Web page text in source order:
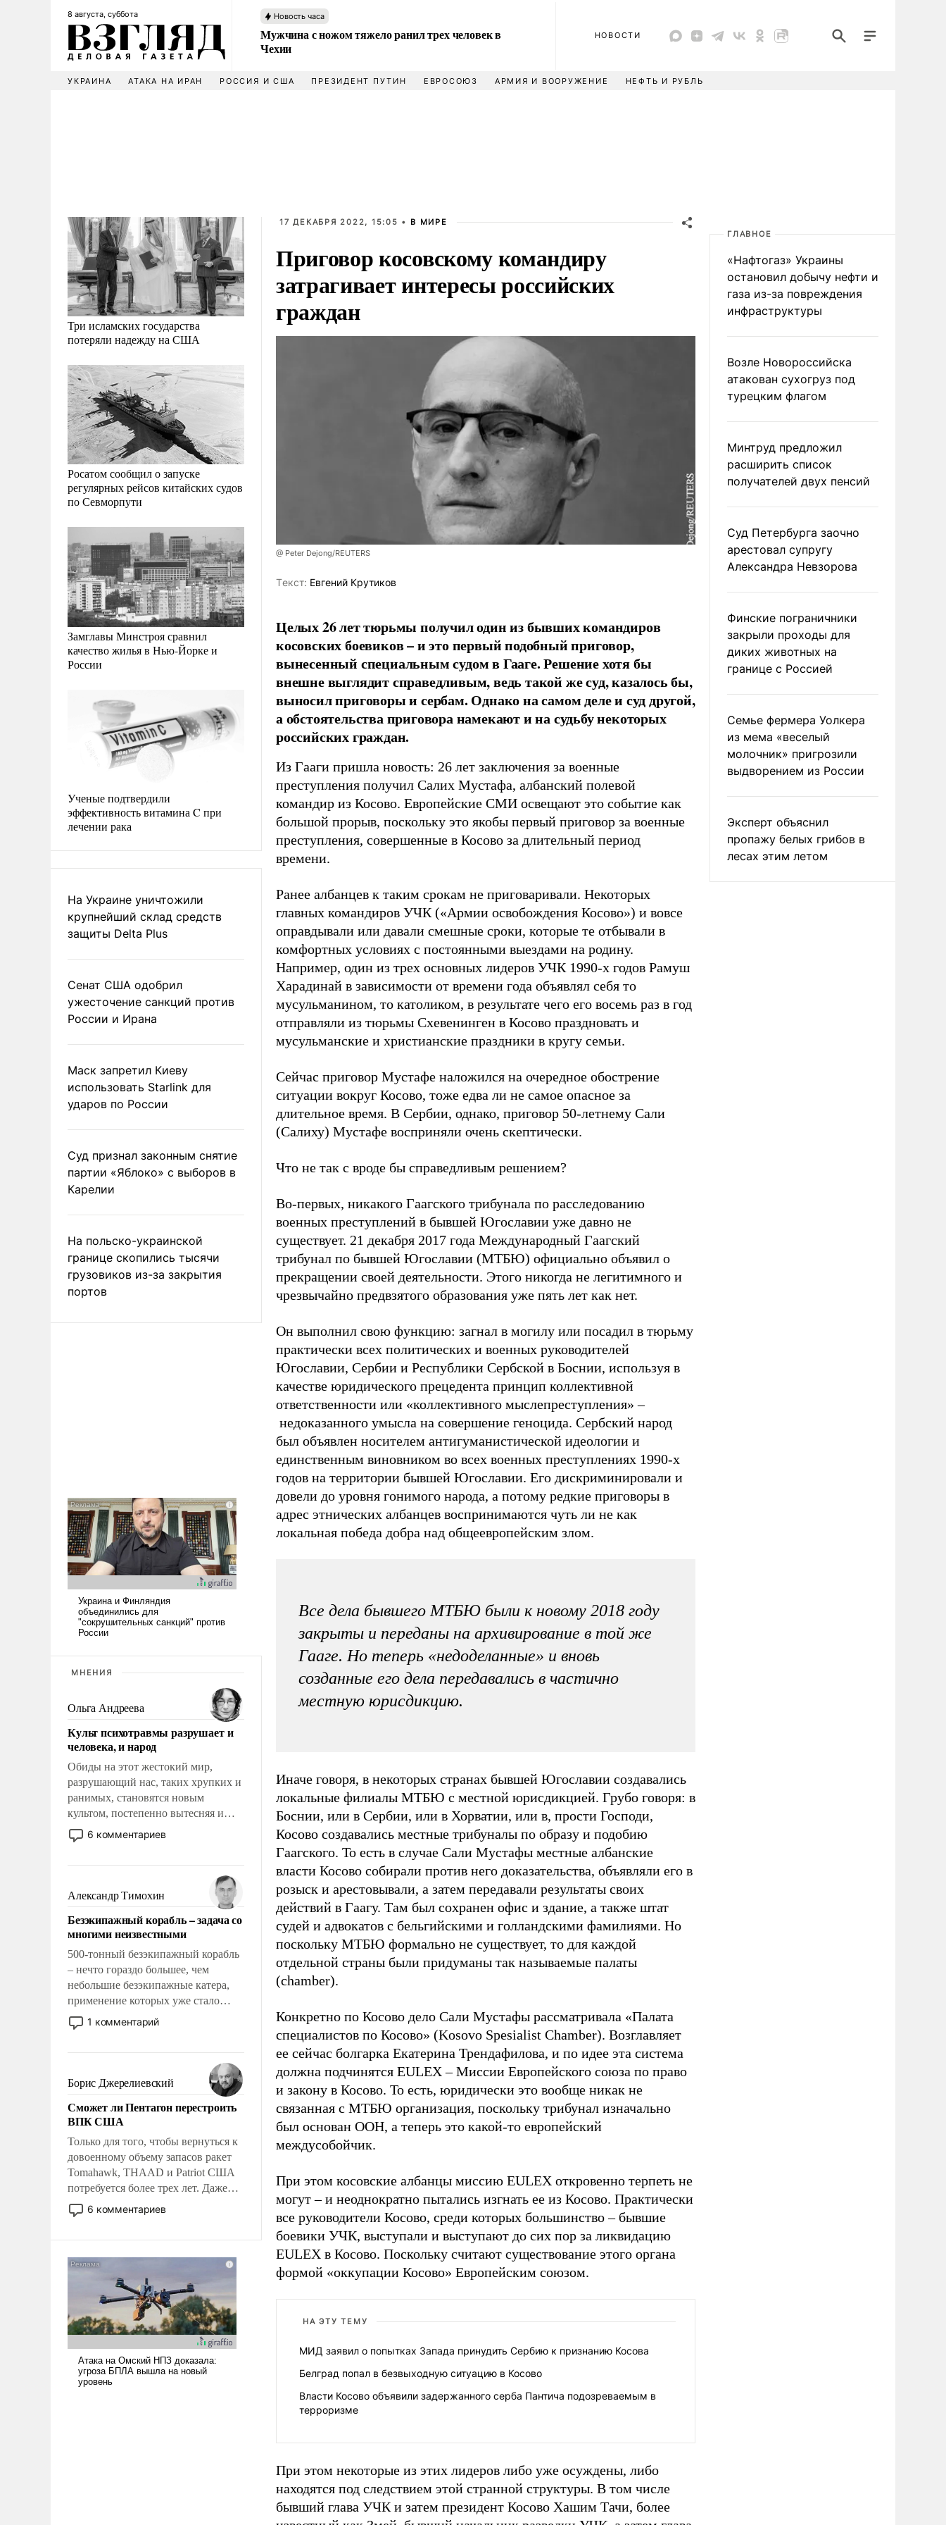
8 августа, суббота Новость часа
Мужчина с ножом тяжело ранил трех человек в
Чехии
НОВОСТИ
УКРАИНА АТАКА НА ИРАН РОССИЯ И США ПРЕЗИДЕНТ ПУТИН ЕВРОСОЮЗ АРМИЯ И ВООРУЖЕНИЕ НЕФТЬ И РУБЛЬ
Три исламских государства
потеряли надежду на США
Росатом сообщил о запуске
регулярных рейсов китайских судов
по Севморпути
Замглавы Минстроя сравнил
качество жилья в Нью-Йорке и
России
Ученые подтвердили
эффективность витамина C при
лечении рака
На Украине уничтожили
крупнейший склад средств
защиты Delta Plus
Сенат США одобрил
ужесточение санкций против
России и Ирана
Маск запретил Киеву
использовать Starlink для
ударов по России
Суд признал законным снятие
партии «Яблоко» с выборов в
Карелии
На польско-украинской
границе скопились тысячи
грузовиков из-за закрытия
портов
МНЕНИЯ
Ольга Андреева
Культ психотравмы разрушает и
человека, и народ
Обиды на этот жестокий мир,
разрушающий нас, таких хрупких и
ранимых, становятся новым
культом, постепенно вытесняя и
отменяя традиционное требование к
человеку – быть мужественным и
на себя ответственность, помогать
слабым, идти вперед и
адаптироваться.
6 комментариев
Александр Тимохин
Безэкипажный корабль – задача со
многими неизвестными
500-тонный безэкипажный корабль
– нечто гораздо большее, чем
небольшие безэкипажные катера,
применение которых уже стало
обыденностью. Задача по созданию
такого корабля очень сложна и
реализация радикально поднимет
наши боевые возможности.
1 комментарий
Борис Джерелиевский
Сможет ли Пентагон перестроить
ВПК США
Только для того, чтобы вернуться к
довоенному объему запасов ракет
Tomahawk, THAAD и Patriot США
потребуется более трех лет. Даже
небольшая война с Ираном
опустошила американские
уязвимости США, например, перед
6 комментариев
17 ДЕКАБРЯ 2022, 15:05 • В МИРЕ
Приговор косовскому командиру
затрагивает интересы российских
граждан
@ Peter Dejong/REUTERS
Tекст: Евгений Крутиков
Целых 26 лет тюрьмы получил один из бывших командиров
косовских боевиков – и это первый подобный приговор,
вынесенный специальным судом в Гааге. Решение хотя бы
внешне выглядит справедливым, ведь такой же суд, казалось бы,
выносил приговоры и сербам. Однако на самом деле и суд другой,
а обстоятельства приговора намекают и на судьбу некоторых
российских граждан.
Из Гааги пришла новость: 26 лет заключения за военные
преступления получил Салих Мустафа, албанский полевой
командир из Косово. Европейские СМИ освещают это событие как
большой прорыв, поскольку это якобы первый приговор за военные
преступления, совершенные в Косово за длительный период
времени.
Ранее албанцев к таким срокам не приговаривали. Некоторых
главных командиров УЧК («Армии освобождения Косово») и вовсе
оправдывали или давали смешные сроки, которые те отбывали в
комфортных условиях с постоянными выездами на родину.
Например, один из трех основных лидеров УЧК 1990-х годов Рамуш
Харадинай в зависимости от времени года объявлял себя то
мусульманином, то католиком, в результате чего его восемь раз в год
отправляли из тюрьмы Схевенинген в Косово праздновать и
мусульманские и христианские праздники в кругу семьи.
Сейчас приговор Мустафе наложился на очередное обострение
ситуации вокруг Косово, тоже едва ли не самое опасное за
длительное время. В Сербии, однако, приговор 50-летнему Сали
(Салиху) Мустафе восприняли очень скептически.
Что не так с вроде бы справедливым решением?
Во-первых, никакого Гаагского трибунала по расследованию
военных преступлений в бывшей Югославии уже давно не
существует. 21 декабря 2017 года Международный Гаагский
трибунал по бывшей Югославии (МТБЮ) официально объявил о
прекращении своей деятельности. Этого никогда не легитимного и
чрезвычайно предвзятого образования уже пять лет как нет.
Он выполнил свою функцию: загнал в могилу или посадил в тюрьму
практически всех политических и военных руководителей
Югославии, Сербии и Республики Сербской в Боснии, используя в
качестве юридического прецедента принцип коллективной
ответственности или «коллективного мыслепреступления» –
недоказанного умысла на совершение геноцида. Сербский народ
был объявлен носителем антигуманистической идеологии и
единственным виновником во всех военных преступлениях 1990-х
годов на территории бывшей Югославии. Его дискриминировали и
довели до уровня гонимого народа, а потому редкие приговоры в
адрес этнических албанцев воспринимаются чуть ли не как
локальная победа добра над общеевропейским злом.
Все дела бывшего МТБЮ были к новому 2018 году
закрыты и переданы на архивирование в той же
Гааге. Но теперь «недоделанные» и вновь
созданные его дела передавались в частично
местную юрисдикцию.
Иначе говоря, в некоторых странах бывшей Югославии создавались
локальные филиалы МТБЮ с местной юрисдикцией. Грубо говоря: в
Боснии, или в Сербии, или в Хорватии, или в, прости Господи,
Косово создавались местные трибуналы по образу и подобию
Гаагского. То есть в случае Сали Мустафы местные албанские
власти Косово собирали против него доказательства, объявляли его в
розыск и арестовывали, а затем передавали результаты своих
действий в Гаагу. Там был сохранен офис и здание, а также штат
судей и адвокатов с бельгийскими и голландскими фамилиями. Но
поскольку МТБЮ формально не существует, то для каждой
отдельной страны были придуманы так называемые палаты
(chamber).
Конкретно по Косово дело Сали Мустафы рассматривала «Палата
специалистов по Косово» (Kosovo Spesialist Chamber). Возглавляет
ее сейчас болгарка Екатерина Трендафилова, и по идее эта система
должна подчинятся EULEX – Миссии Европейского союза по право
и закону в Косово. То есть, юридически это вообще никак не
связанная с МТБЮ организация, поскольку трибунал изначально
был основан ООН, а теперь это какой-то европейский
междусобойчик.
При этом косовские албанцы миссию EULEX откровенно терпеть не
могут – и неоднократно пытались изгнать ее из Косово. Практически
все руководители Косово, среди которых большинство – бывшие
боевики УЧК, выступали и выступают до сих пор за ликвидацию
EULEX в Косово. Поскольку считают существование этого органа
формой «оккупации Косово» Европейским союзом.
НА ЭТУ ТЕМУ
МИД заявил о попытках Запада принудить Сербию к признанию Косова
Белград попал в безвыходную ситуацию в Косово
Власти Косово объявили задержанного серба Пантича подозреваемым в
терроризме
При этом некоторые из этих лидеров либо уже осуждены, либо
находятся под следствием этой странной структуры. В том числе
бывший глава УЧК и затем президент Косово Хашим Тачи, более
ГЛАВНОЕ
«Нафтогаз» Украины
остановил добычу нефти и
газа из-за повреждения
инфраструктуры
Возле Новороссийска
атакован сухогруз под
турецким флагом
Минтруд предложил
расширить список
получателей двух пенсий
Суд Петербурга заочно
арестовал супругу
Александра Невзорова
Финские пограничники
закрыли проходы для
диких животных на
границе с Россией
Семье фермера Уолкера
из мема «веселый
молочник» пригрозили
выдворением из России
Эксперт объяснил
пропажу белых грибов в
лесах этим летом